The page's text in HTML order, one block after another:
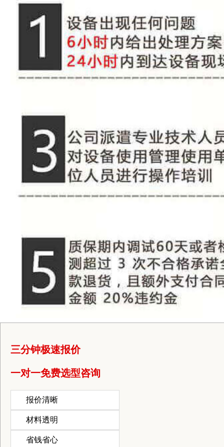
三分钟极速报价
一对一免费选型咨询
报价清晰
材料透明
省钱省心